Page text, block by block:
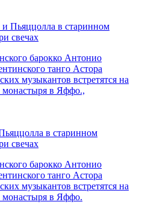
Пьяццолла в старинном
свечах
барокко Антонио
танго Астора
музыкантов встретятся на
монастыря в Яффо.,
в старинном
свечах
барокко Антонио
танго Астора
музыкантов встретятся на
монастыря в Яффо.